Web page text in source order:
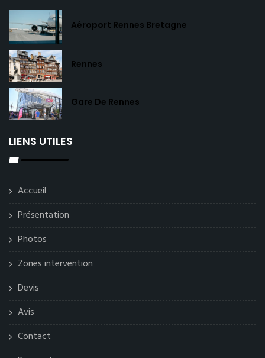
Aéroport Rennes Bretagne
Rennes
Gare De Rennes
LIENS UTILES
Accueil
Présentation
Photos
Zones intervention
Devis
Avis
Contact